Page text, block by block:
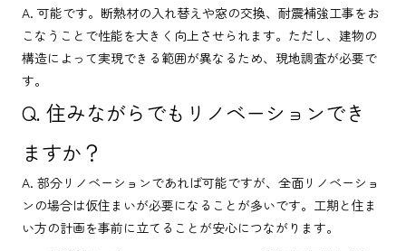
A. 可能です。断熱材の入れ替えや窓の交換、耐震補強工事をお
こなうことで性能を大きく向上させられます。ただし、建物の
構造によって実現できる範囲が異なるため、現地調査が必要で
す。
Q. 住みながらでもリノベーションでき
ますか？
A. 部分リノベーションであれば可能ですが、全面リノベーショ
ンの場合は仮住まいが必要になることが多いです。工期と住ま
い方の計画を事前に立てることが安心につながります。